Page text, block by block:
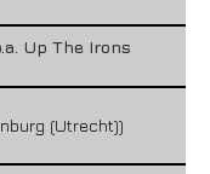
Up The Irons
(Utrecht))